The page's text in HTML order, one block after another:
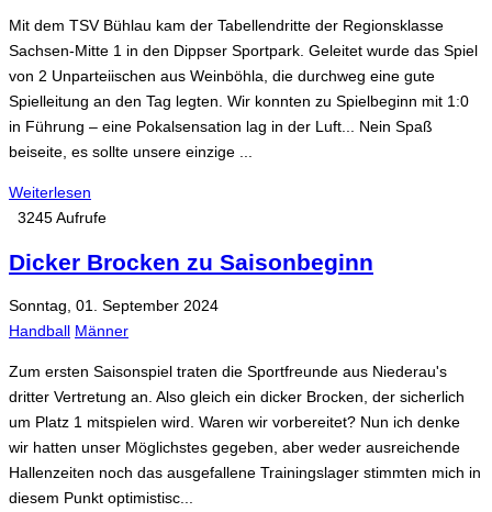
Mit dem TSV Bühlau kam der Tabellendritte der Regionsklasse
Sachsen-Mitte 1 in den Dippser Sportpark. Geleitet wurde das Spiel
von 2 Unparteiischen aus Weinböhla, die durchweg eine gute
Spielleitung an den Tag legten. Wir konnten zu Spielbeginn mit 1:0
in Führung – eine Pokalsensation lag in der Luft... Nein Spaß
beiseite, es sollte unsere einzige ...
Weiterlesen
3245 Aufrufe
Dicker Brocken zu Saisonbeginn
Sonntag, 01. September 2024
Handball Männer
Zum ersten Saisonspiel traten die Sportfreunde aus Niederau's
dritter Vertretung an. Also gleich ein dicker Brocken, der sicherlich
um Platz 1 mitspielen wird. Waren wir vorbereitet? Nun ich denke
wir hatten unser Möglichstes gegeben, aber weder ausreichende
Hallenzeiten noch das ausgefallene Trainingslager stimmten mich in
diesem Punkt optimistisc...